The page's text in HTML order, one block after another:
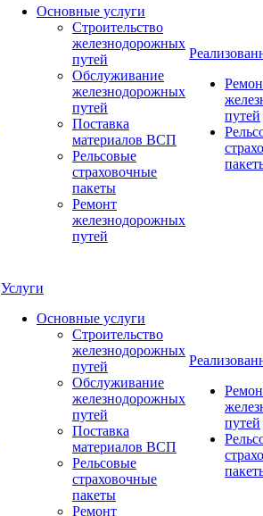
Основные услуги
Строительство
железнодорожных
путей
Обслуживание
железнодорожных
путей
Поставка
материалов ВСП
Рельсовые
страховочные
пакеты
Ремонт
железнодорожных
путей
путей
Услуги
Основные услуги
Строительство
железнодорожных
путей
Обслуживание
железнодорожных
путей
Поставка
материалов ВСП
Рельсовые
страховочные
пакеты
Ремонт
путей